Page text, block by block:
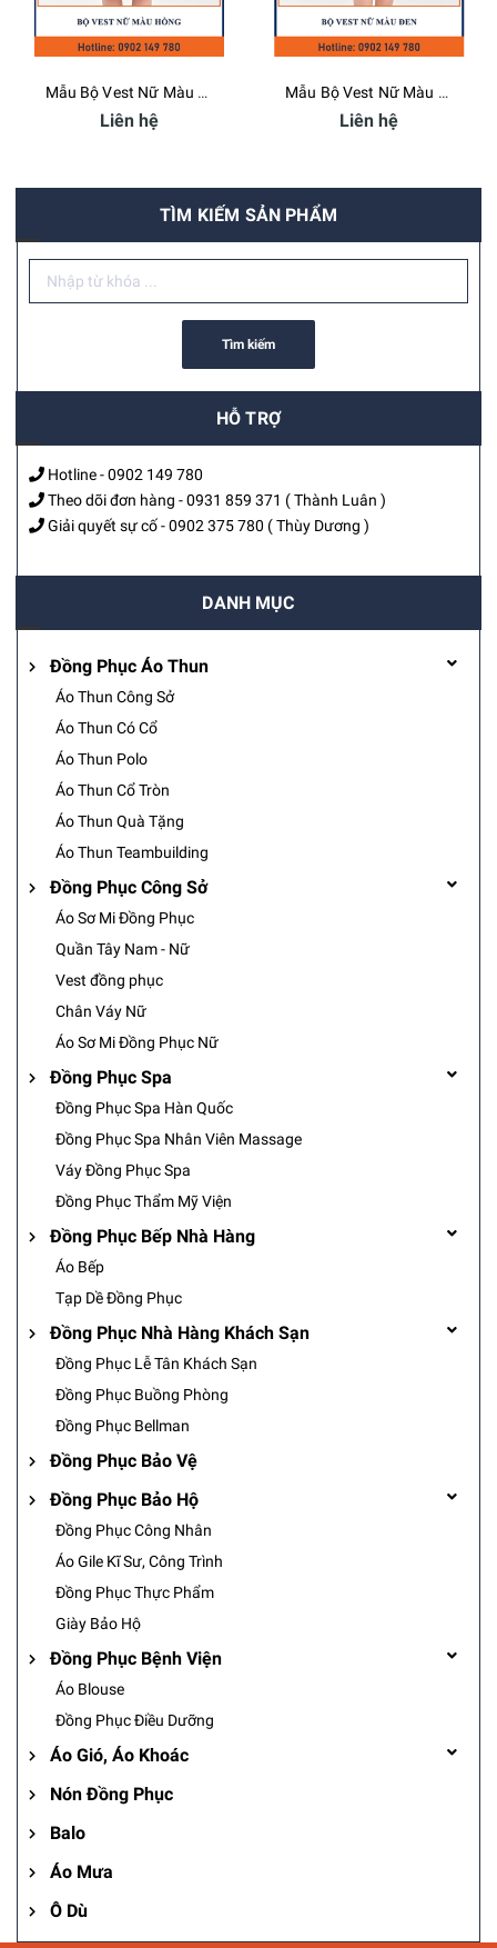
Mẫu Bộ Vest Nữ Màu Hồng - Bamboo Uniform
Liên hệ
Mẫu Bộ Vest Nữ Màu Đen - Bamboo Uniform
Liên hệ
TÌM KIẾM SẢN PHẨM
Tìm kiếm
HỖ TRỢ
Hotline -0902 149 780
Theo dõi đơn hàng -0931 859 371 ( Thành Luân )
Giải quyết sự cố -0902 375 780 ( Thùy Dương )
DANH MỤC
Đồng Phục Áo Thun
Áo Thun Công Sở
Áo Thun Có Cổ
Áo Thun Polo
Áo Thun Cổ Tròn
Áo Thun Quà Tặng
Áo Thun Teambuilding
Đồng Phục Công Sở
Áo Sơ Mi Đồng Phục
Quần Tây Nam - Nữ
Vest đồng phục
Chân Váy Nữ
Áo Sơ Mi Đồng Phục Nữ
Đồng Phục Spa
Đồng Phục Spa Hàn Quốc
Đồng Phục Spa Nhân Viên Massage
Váy Đồng Phục Spa
Đồng Phục Thẩm Mỹ Viện
Đồng Phục Bếp Nhà Hàng
Áo Bếp
Tạp Dề Đồng Phục
Đồng Phục Nhà Hàng Khách Sạn
Đồng Phục Lễ Tân Khách Sạn
Đồng Phục Buồng Phòng
Đồng Phục Bellman
Đồng Phục Bảo Vệ
Đồng Phục Bảo Hộ
Đồng Phục Công Nhân
Áo Gile Kĩ Sư, Công Trình
Đồng Phục Thực Phẩm
Giày Bảo Hộ
Đồng Phục Bệnh Viện
Áo Blouse
Đồng Phục Điều Dưỡng
Áo Gió, Áo Khoác
Nón Đồng Phục
Balo
Áo Mưa
Ô Dù